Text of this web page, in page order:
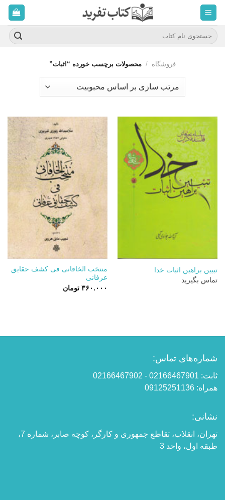
محتوا
برویدجستجو
برای:
فروشگاه / محصولات برچسب خورده “اثبات”
تبیین براهین اثبات خدا
تماس بگیرید
منتخب الخاقانی فی کشف حقایق
عرفانی
۳۶۰.۰۰۰ تومان
شماره‌های تماس:
ثابت: 02166467901 - 02166467902
همراه: 09125251136
نشانی:
تهران، انقلاب، تقاطع جمهوری و کارگر، کوچه صابر، شماره 7،
طبقه اول، واحد 3